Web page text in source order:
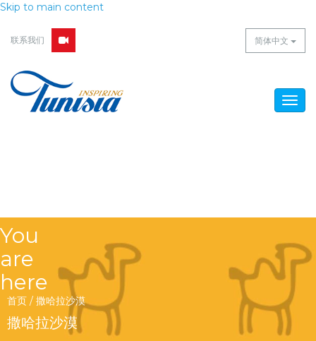
Skip to main content
简体中文
联系我们
You
are
here
首页 / 撒哈拉沙漠
撒哈拉沙漠